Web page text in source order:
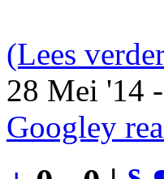
(Lees
28 Mei '14
Googley